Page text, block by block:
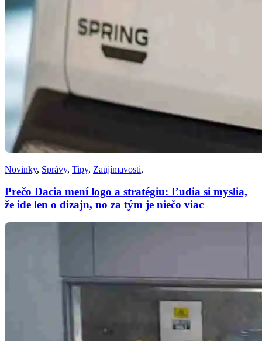
Novinky, Správy, Tipy, Zaujímavosti,
Prečo Dacia mení logo a stratégiu: Ľudia si myslia,
že ide len o dizajn, no za tým je niečo viac